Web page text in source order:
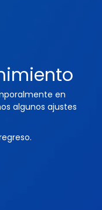
en
algunos ajustes